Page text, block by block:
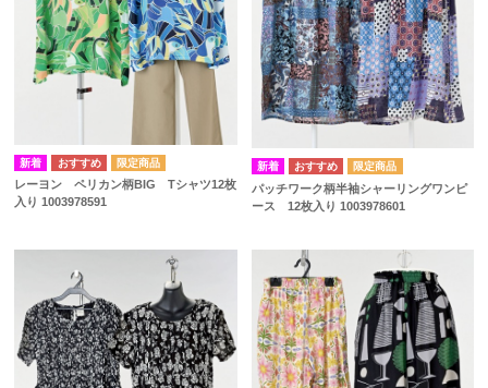
レーヨン ペリカン柄BIG Tシャツ12枚
入り 1003978591
パッチワーク柄半袖シャーリングワンピ
ース 12枚入り 1003978601